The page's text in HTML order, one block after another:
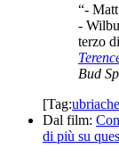
“-
-
terzo
Bud
[Tag:
Dal film:
di più su